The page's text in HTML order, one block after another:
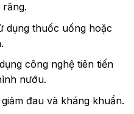
răng.
dụng thuốc uống hoặc
công nghệ tiên tiến
nướu.
đau và kháng khuẩn.